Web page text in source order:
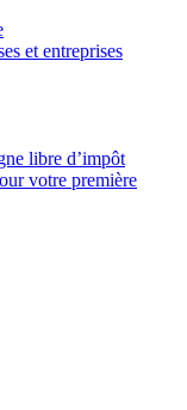
et entreprises
libre d’impôt
votre première